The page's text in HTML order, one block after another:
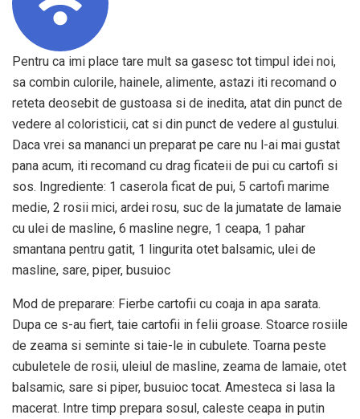
Pentru ca imi place tare mult sa gasesc tot timpul idei noi,
sa combin culorile, hainele, alimente, astazi iti recomand o
reteta deosebit de gustoasa si de inedita, atat din punct de
vedere al coloristicii, cat si din punct de vedere al gustului.
Daca vrei sa mananci un preparat pe care nu l-ai mai gustat
pana acum, iti recomand cu drag ficateii de pui cu cartofi si
sos. Ingrediente: 1 caserola ficat de pui, 5 cartofi marime
medie, 2 rosii mici, ardei rosu, suc de la jumatate de lamaie
cu ulei de masline, 6 masline negre, 1 ceapa, 1 pahar
smantana pentru gatit, 1 lingurita otet balsamic, ulei de
masline, sare, piper, busuioc
Mod de preparare: Fierbe cartofii cu coaja in apa sarata.
Dupa ce s-au fiert, taie cartofii in felii groase. Stoarce rosiile
de zeama si seminte si taie-le in cubulete. Toarna peste
cubuletele de rosii, uleiul de masline, zeama de lamaie, otet
balsamic, sare si piper, busuioc tocat. Amesteca si lasa la
macerat. Intre timp prepara sosul, caleste ceapa in putin